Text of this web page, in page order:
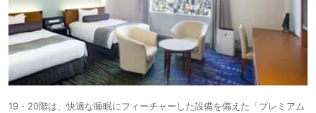
19・20階は、快適な睡眠にフィーチャーした設備を備えた「プレミアム